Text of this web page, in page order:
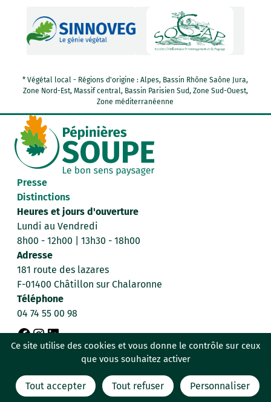
* Végétal local - Régions d'origine : Alpes, Bassin Rhône Saône Jura,
Zone Nord-Est, Massif central, Bassin Parisien Sud, Zone Sud-Ouest,
Zone méditerranéenne
Presse
Distinctions
Heures et jours d'ouverture
Lundi au Vendredi
8h00 - 12h00 | 13h30 - 18h00
Adresse
181 route des lazares
F-01400 Châtillon sur Chalaronne
Téléphone
04 74 55 00 98
F
c
I
s
L
n
Données personnellesMentions légales
Conditions générales de venteC’est signé Billiotte & Co
Ce site utilise des cookies et vous donne le contrôle sur ceux
que vous souhaitez activer
Tout accepter Tout refuser Personnaliser